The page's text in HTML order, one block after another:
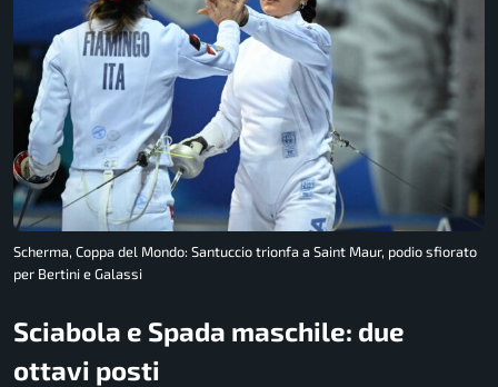
Scherma, Coppa del Mondo: Santuccio trionfa a Saint Maur, podio sfiorato
per Bertini e Galassi
Sciabola e Spada maschile: due
ottavi posti